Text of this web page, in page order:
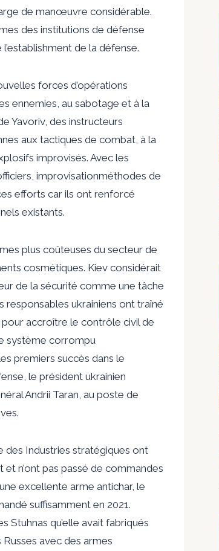
de manœuvre considérable.
des institutions de défense
de la défense.
forces d’opérations
ennemies, au sabotage et à la
Yavoriv, ​​des instructeurs
aux tactiques de combat, à la
improvisés. Avec les
improvisationméthodes de
efforts car ils ont renforcé
existants.
plus coûteuses du secteur de
cosmétiques. Kiev considérait
de la sécurité comme une tâche
responsables ukrainiens ont traîné
accroître le contrôle civil de
système corrompu
premiers succès dans le
le président ukrainien
Andrii Taran, au poste de
ves.
des Industries stratégiques ont
n’ont pas passé de commandes
excellente arme antichar, le
suffisamment en 2021.
Stuhnas qu’elle avait fabriqués
avec des armes